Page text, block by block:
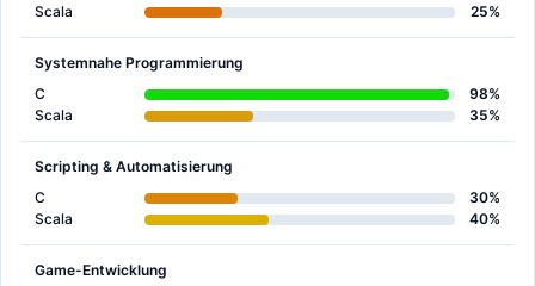
Scala
25%
Systemnahe Programmierung
C
98%
Scala
35%
Scripting & Automatisierung
C
30%
Scala
40%
Game-Entwicklung